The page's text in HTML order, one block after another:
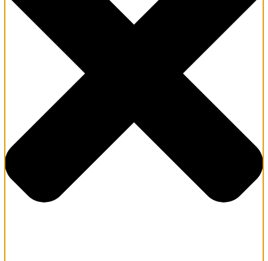
Čo robíme
Naša vízia a
priority
Farské
misie/exercície
Farská
Vydavateľstvo
Naše komunity
Komunita
Bratislava -